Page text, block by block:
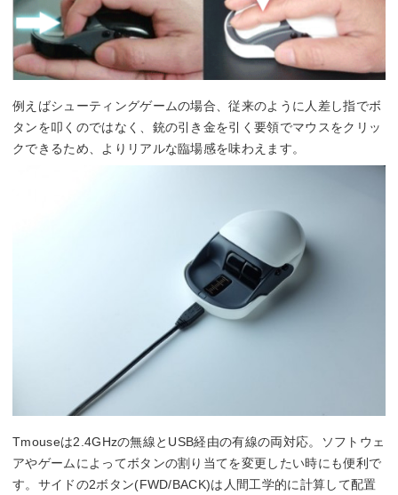
例えばシューティングゲームの場合、従来のように人差し指でボ
タンを叩くのではなく、銃の引き金を引く要領でマウスをクリッ
クできるため、よりリアルな臨場感を味わえます。
Tmouseは2.4GHzの無線とUSB経由の有線の両対応。ソフトウェ
アやゲームによってボタンの割り当てを変更したい時にも便利で
す。サイドの2ボタン(FWD/BACK)は人間工学的に計算して配置